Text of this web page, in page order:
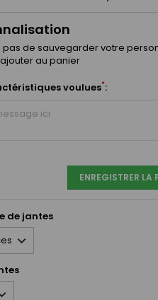
pas de sauvegarder votre
au panier
voulues*:
ENREGISTRER LA
de jantes